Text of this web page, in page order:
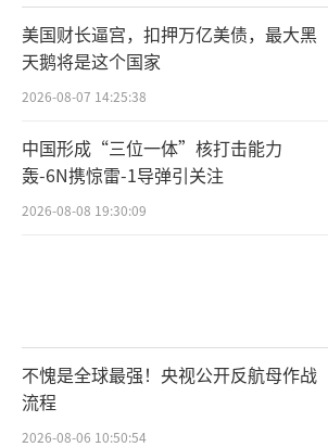
美国财长逼宫，扣押万亿美债，最大黑
天鹅将是这个国家
2026-08-07 14:25:38
中国形成“三位一体”核打击能力
轰-6N携惊雷-1导弹引关注
2026-08-08 19:30:09
不愧是全球最强！央视公开反航母作战
流程
2026-08-06 10:50:54